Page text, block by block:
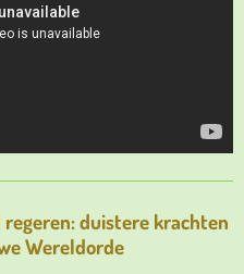
regeren: duistere krachten
Wereldorde